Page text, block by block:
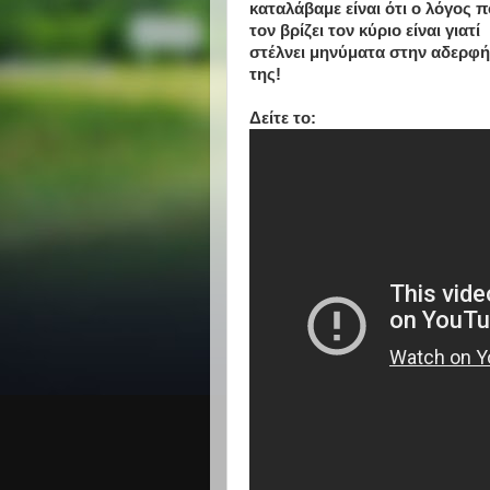
καταλάβαμε είναι ότι ο λόγος
τον βρίζει τον κύριο είναι γιατί
στέλνει μηνύματα στην αδερφή
της!
Δείτε το: